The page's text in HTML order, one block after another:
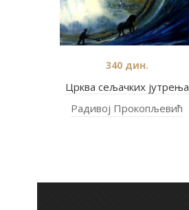
Црква сељачких јутрења
340дин.
Радивој Прокопљевић